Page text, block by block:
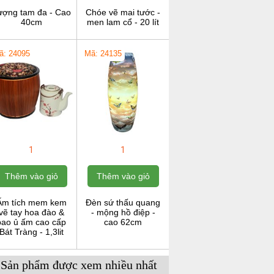
tam đa - Cao
40cm
Chóe vẽ mai tước -
men lam cổ - 20 lít
24095
1
Thêm vào giỏ
tích mem kem
tay hoa đào &
ủ ấm cao cấp
Tràng - 1,3lit
Mã: 24135
1
Thêm vào giỏ
Đèn sứ thấu quang
- mộng hồ điệp -
cao 62cm
Sản phẩm được xem nhiều nhất